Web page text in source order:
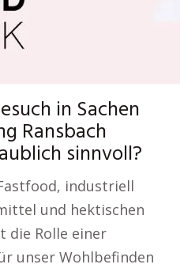
in Sachen
Ransbach
sinnvoll?
industriell
und hektischen
die Rolle einer
unser Wohlbefinden